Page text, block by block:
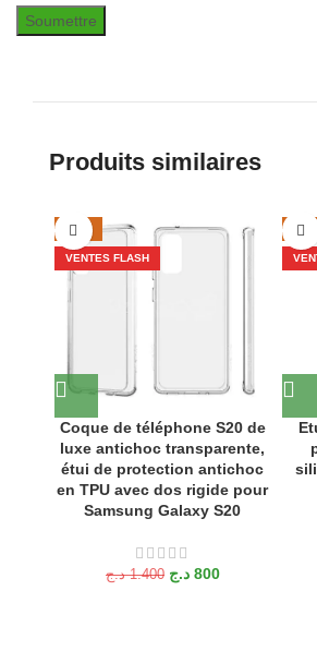
Produits similaires
-43%
VENTES FLASH
Coque de téléphone S20 de
luxe antichoc transparente,
étui de protection antichoc
en TPU avec dos rigide pour
Samsung Galaxy S20
1.400 د.ج 800 د.ج
-50%